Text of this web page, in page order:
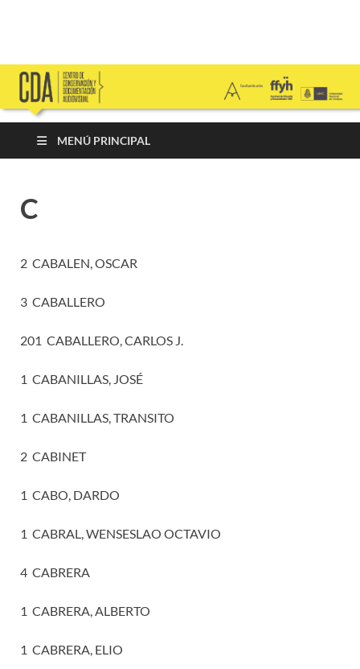
Centro de
Conservación y
Documentación
Audiovisual
MENÚ PRINCIPAL
C
2 CABALEN, OSCAR
3 CABALLERO
201 CABALLERO, CARLOS J.
1 CABANILLAS, JOSÉ
1 CABANILLAS, TRANSITO
2 CABINET
1 CABO, DARDO
1 CABRAL, WENSESLAO OCTAVIO
4 CABRERA
1 CABRERA, ALBERTO
1 CABRERA, ELIO